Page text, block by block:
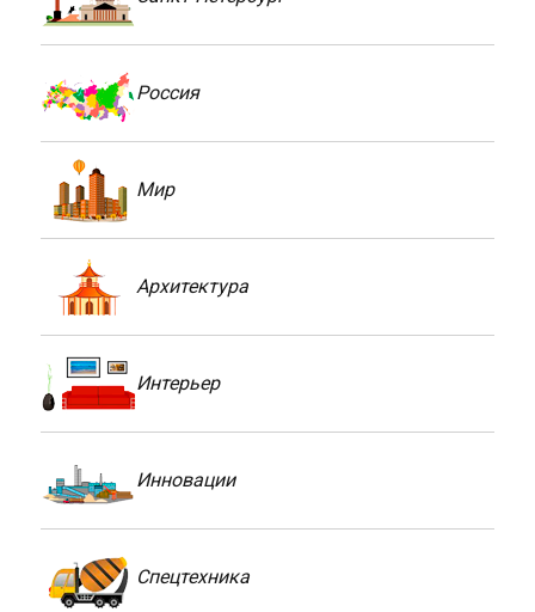
Россия
Мир
Архитектура
Интерьер
Инновации
Спецтехника